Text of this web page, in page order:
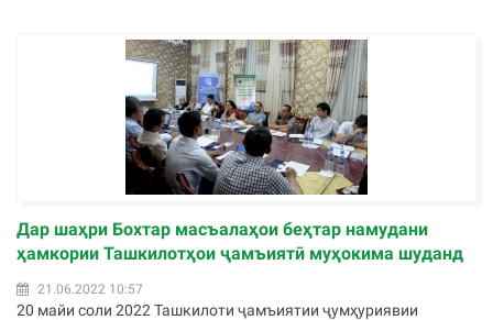
Дар шаҳри Бохтар масъалаҳои беҳтар намудани
ҳамкории Ташкилотҳои ҷамъиятӣ муҳокима шуданд
21.06.2022 10:57
20 майи соли 2022 Ташкилоти ҷамъиятии ҷумҳуриявии